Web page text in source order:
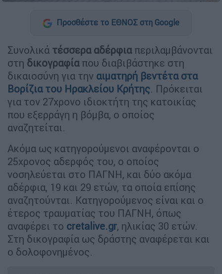
Προσθέστε το ΕΘΝΟΣ στη Google
Συνολικά τέσσερα αδέρφιαπεριλαμβάνονται
στη δικογραφίαπου διαβιβάστηκε στη
δικαιοσύνη για την αιματηρή βεντέτα στα
Βορίζια του Ηρακλείου Κρήτης. Πρόκειται
για τον 27χρονο ιδιοκτήτη της κατοικίας
που εξερράγη η βόμβα, ο οποίος
αναζητείται.
Ακόμα ως κατηγορούμενοι αναφέρονται ο
25χρονος αδερφός του, ο οποίος
νοσηλεύεται στο ΠΑΓΝΗ, και δύο ακόμα
αδέρφια, 19 και 29 ετών, τα οποία επίσης
αναζητούνται. Κατηγορούμενος είναι και ο
έτερος τραυματίας του ΠΑΓΝΗ, όπως
αναφέρει το cretalive.gr, ηλικίας 30 ετών.
Στη δικογραφία ως δράστης αναφέρεται και
ο δολοφονημένος.